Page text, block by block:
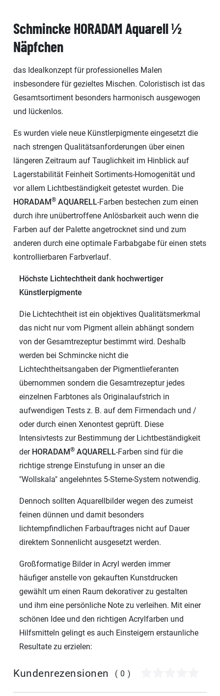
Schmincke HORADAM Aquarell ½
Näpfchen
das Idealkonzept für professionelles Malen
insbesondere für gezieltes Mischen. Coloristisch ist das
Gesamtsortiment besonders harmonisch ausgewogen
und lückenlos.
Es wurden viele neue Künstlerpigmente eingesetzt die
nach strengen Qualitätsanforderungen über einen
längeren Zeitraum auf Tauglichkeit im Hinblick auf
Lagerstabilität Feinheit Sortiments-Homogenität und
vor allem Lichtbeständigkeit getestet wurden. Die
HORADAM® AQUARELL-Farben bestechen zum einen
durch ihre unübertroffene Anlösbarkeit auch wenn die
Farben auf der Palette angetrocknet sind und zum
anderen durch eine optimale Farbabgabe für einen stets
kontrollierbaren Farbverlauf.
Höchste Lichtechtheit dank hochwertiger
Künstlerpigmente
Die Lichtechtheit ist ein objektives Qualitätsmerkmal
das nicht nur vom Pigment allein abhängt sondern
von der Gesamtrezeptur bestimmt wird. Deshalb
werden bei Schmincke nicht die
Lichtechtheitsangaben der Pigmentlieferanten
übernommen sondern die Gesamtrezeptur jedes
einzelnen Farbtones als Originalaufstrich in
aufwendigen Tests z. B. auf dem Firmendach und /
oder durch einen Xenontest geprüft. Diese
Intensivtests zur Bestimmung der Lichtbeständigkeit
der HORADAM® AQUARELL-Farben sind für die
richtige strenge Einstufung in unser an die
"Wollskala" angelehntes 5-Sterne-System notwendig.
Dennoch sollten Aquarellbilder wegen des zumeist
feinen dünnen und damit besonders
lichtempfindlichen Farbauftrages nicht auf Dauer
direktem Sonnenlicht ausgesetzt werden.
Großformatige Bilder in Acryl werden immer
häufiger anstelle von gekauften Kunstdrucken
gewählt um einen Raum dekorativer zu gestalten
und ihm eine persönliche Note zu verleihen. Mit einer
schönen Idee und den richtigen Acrylfarben und
Hilfsmitteln gelingt es auch Einsteigern erstaunliche
Resultate zu erzielen:
Kundenrezensionen (0)